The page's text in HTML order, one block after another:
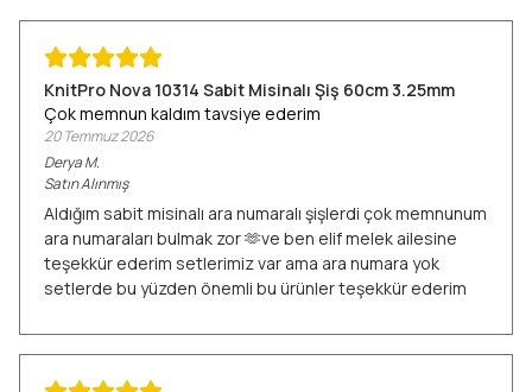
KnitPro Nova 10314 Sabit Misinalı Şiş 60cm 3.25mm
Çok memnun kaldım tavsiye ederim
20 Temmuz 2026
DeryaM.
Satın Alınmış
Aldığım sabit misinalı ara numaralı şişlerdi çok memnunum
ara numaraları bulmak zor 🫶ve ben elif melek ailesine
teşekkür ederim setlerimiz var ama ara numara yok
setlerde bu yüzden önemli bu ürünler teşekkür ederim